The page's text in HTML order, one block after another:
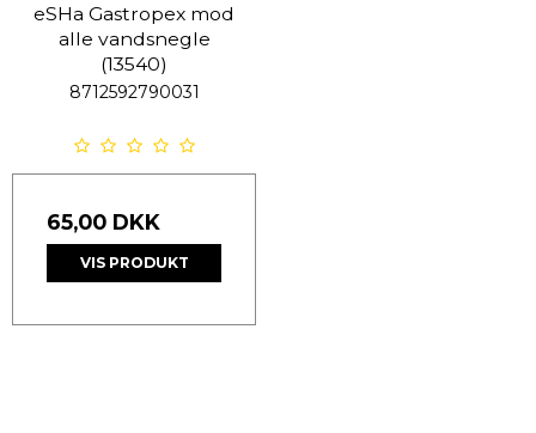
eSHa Gastropex mod
alle vandsnegle
(13540)
8712592790031
65,00 DKK
VIS PRODUKT